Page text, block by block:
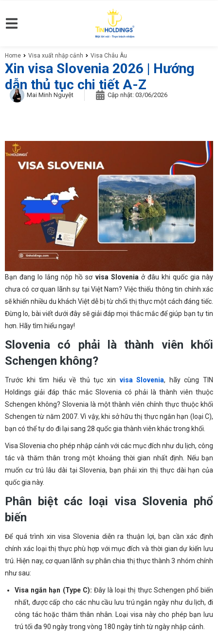
You are here:
Home Visa xuất nhập cảnh Visa Châu Âu
Xin visa Slovenia 2026 | Hướng
dẫn thủ tục chi tiết A-Z
Mai Minh Nguyệt Cập nhật: 03/06/2026
Bạn đang lo lắng nộp hồ sơ visa Slovenia ở đâu khi quốc gia này
chưa có cơ quan lãnh sự tại Việt Nam? Việc thiếu thông tin chính xác
sẽ khiến nhiều du khách Việt dễ bị từ chối thị thực một cách đáng tiếc.
Đừng lo, bài viết dưới đây sẽ giải đáp mọi thắc mắc để giúp bạn tự tin
hơn. Hãy tìm hiểu ngay!
Slovenia có phải là thành viên khối
Schengen không?
Trước khi tìm hiểu về thủ tục xin visa Slovenia, hãy cùng TIN
Holdings giải đáp thắc mắc Slovenia có phải là thành viên thuộc
Schengen không? Slovenia là một thành viên chính thực thuộc khối
Schengen từ năm 2007. Vì vậy, khi sở hữu thị thực ngắn hạn (loại C),
bạn có thể tự do đi lại sang 28 quốc gia thành viên khác trong khối.
Visa Slovenia cho phép nhập cảnh với các mục đích như du lịch, công
tác và thăm thân trong một khoảng thời gian nhất định. Nếu bạn
muốn cư trú lâu dài tại Slovenia, bạn phải xin thị thực dài hạn của
quốc gia này.
Phân biệt các loại visa Slovenia phổ
biến
Để quá trình xin visa Slovenia diễn ra thuận lợi, bạn cần xác định
chính xác loại thị thực phù hợp với mục đích và thời gian dự kiến lưu
trú. Hiện nay, cơ quan lãnh sự phân chia thị thực thành 3 nhóm chính
như sau:
Visa ngắn hạn (Type C): Đây là loại thị thực Schengen phổ biến
nhất, được cấp cho các nhu cầu lưu trú ngắn ngày như du lịch, đi
công tác hoặc thăm thân nhân. Loại visa này cho phép bạn lưu
trú tối đa 90 ngày trong vòng 180 ngày tính từ ngày nhập cảnh.